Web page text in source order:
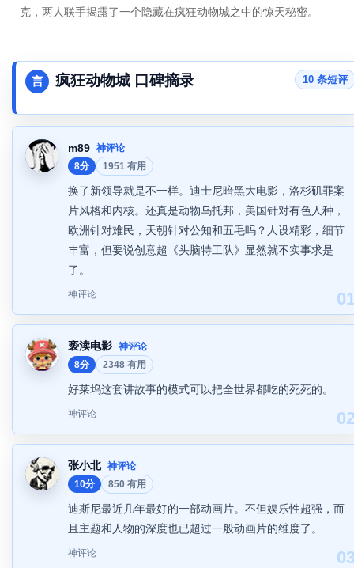
克，两人联手揭露了一个隐藏在疯狂动物城之中的惊天秘密。
言 疯狂动物城 口碑摘录 10 条短评
m89 神评论
8分
1951 有用
换了新领导就是不一样。迪士尼暗黑大电影，洛杉矶罪案
片风格和内核。还真是动物乌托邦，美国针对有色人种，
欧洲针对难民，天朝针对公知和五毛吗？人设精彩，细节
丰富，但要说创意超《头脑特工队》显然就不实事求是
了。
神评论
亵渎电影 神评论
8分
2348 有用
好莱坞这套讲故事的模式可以把全世界都吃的死死的。
神评论
张小北 神评论
10分
850 有用
迪斯尼最近几年最好的一部动画片。不但娱乐性超强，而
且主题和人物的深度也已超过一般动画片的维度了。
神评论